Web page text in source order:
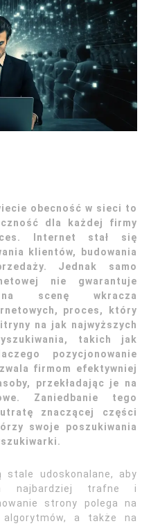
obecność w sieci to
dla każdej firmy
Internet stał się
klientów, budowania
Jednak samo
nie gwarantuje
scenę wkracza
proces, który
na jak najwyższych
takich jak
pozycjonowanie
firmom efektywniej
przekładając je na
Zaniedbanie tego
znaczącej części
swoje poszukiwania
stale udoskonalane, aby
najbardziej trafne i
strony polega na
a także na